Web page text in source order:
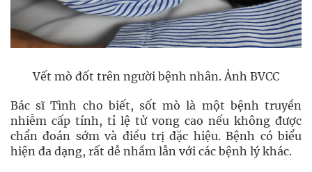
Vết mò đốt trên người bệnh nhân. Ảnh BVCC
Bác sĩ Tình cho biết, sốt mò là một bệnh truyền
nhiễm cấp tính, tỉ lệ tử vong cao nếu không được
chẩn đoán sớm và điều trị đặc hiệu. Bệnh có biểu
hiện đa dạng, rất dễ nhầm lẫn với các bệnh lý khác.